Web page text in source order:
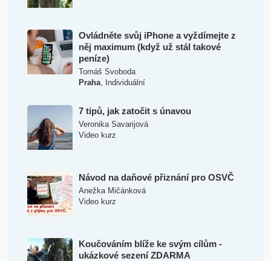
Ovládněte svůj iPhone a vyždímejte z
něj maximum (když už stál takové
peníze)
Tomáš Svoboda
Praha, Individuální
7 tipů, jak zatočit s únavou
Veronika Savarijová
Video kurz
Návod na daňové přiznání pro OSVČ
Anežka Mičánková
Video kurz
Koučováním blíže ke svým cílům -
ukázkové sezení ZDARMA